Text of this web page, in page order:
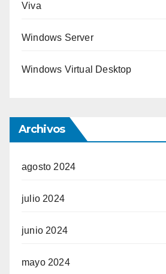
Viva
Windows Server
Windows Virtual Desktop
Archivos
agosto 2024
julio 2024
junio 2024
mayo 2024